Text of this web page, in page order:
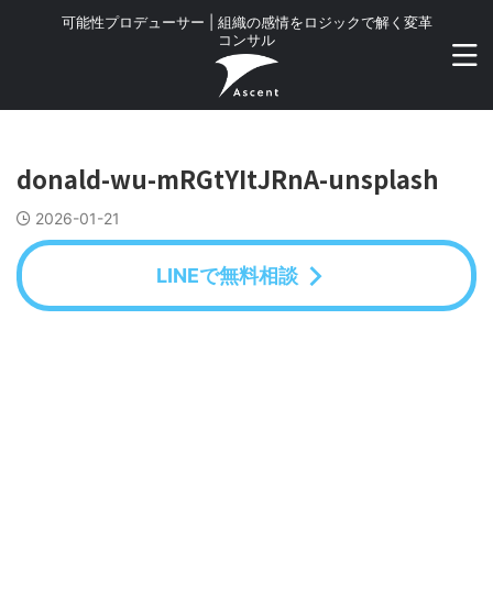
可能性プロデューサー | 組織の感情をロジックで解く変革
コンサル
donald-wu-mRGtYItJRnA-unsplash
2026-01-21
LINEで無料相談